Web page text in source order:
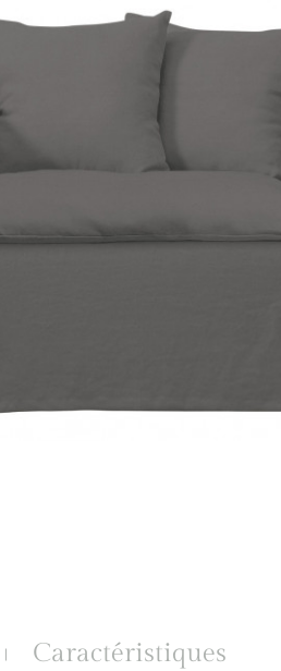
Caractéristiques